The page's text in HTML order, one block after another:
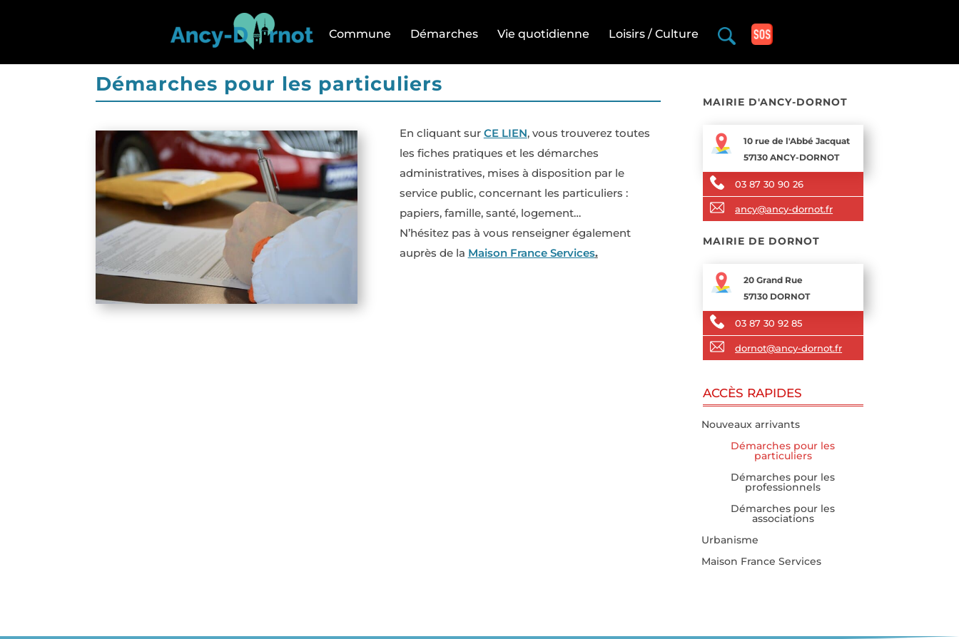
Commune Démarches Vie quotidienne Loisirs / Culture
Démarches pour les particuliers
En cliquant sur CE LIEN, vous trouverez toutes
les fiches pratiques et les démarches
administratives, mises à disposition par le
service public, concernant les particuliers :
papiers, famille, santé, logement…
N’hésitez pas à vous renseigner également
auprès de la Maison France Services.
MAIRIE D'ANCY-DORNOT
10 rue de l'Abbé Jacquat
57130 ANCY-DORNOT
03 87 30 90 26
ancy@ancy-dornot.fr
MAIRIE DE DORNOT
20 Grand Rue
57130 DORNOT
03 87 30 92 85
dornot@ancy-dornot.fr
ACCÈS RAPIDES
Nouveaux arrivants
Démarches pour les
particuliers
Démarches pour les
professionnels
Démarches pour les
associations
Urbanisme
Maison France Services